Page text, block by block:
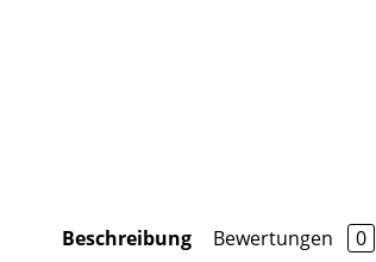
Beschreibung Bewertungen 0